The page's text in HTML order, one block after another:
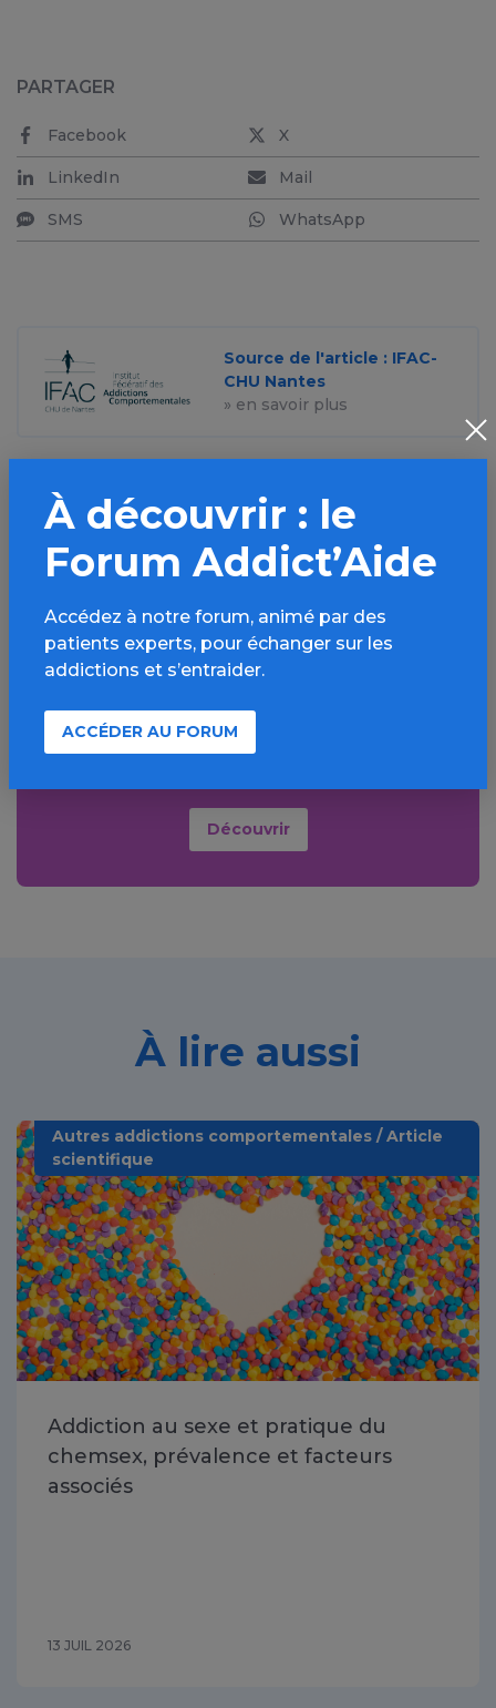
PARTAGER
Facebook X
LinkedIn Mail
SMS WhatsApp
Source de l'article : IFAC-
CHU Nantes
» en savoir plus
Aller plus loin sur
addictions
comportementales
Informations, parcours d’évaluations,
bonnes pratiques, FAQ, annuaires,
Découvrir
À lire aussi
Autres addictions comportementales / Article
scientifique
Addiction au sexe et pratique du
chemsex, prévalence et facteurs
associés
13 JUIL 2026
À découvrir : le
Forum Addict’Aide
Accédez à notre forum, animé par des
patients experts, pour échanger sur les
addictions et s’entraider.
ACCÉDER AU FORUM